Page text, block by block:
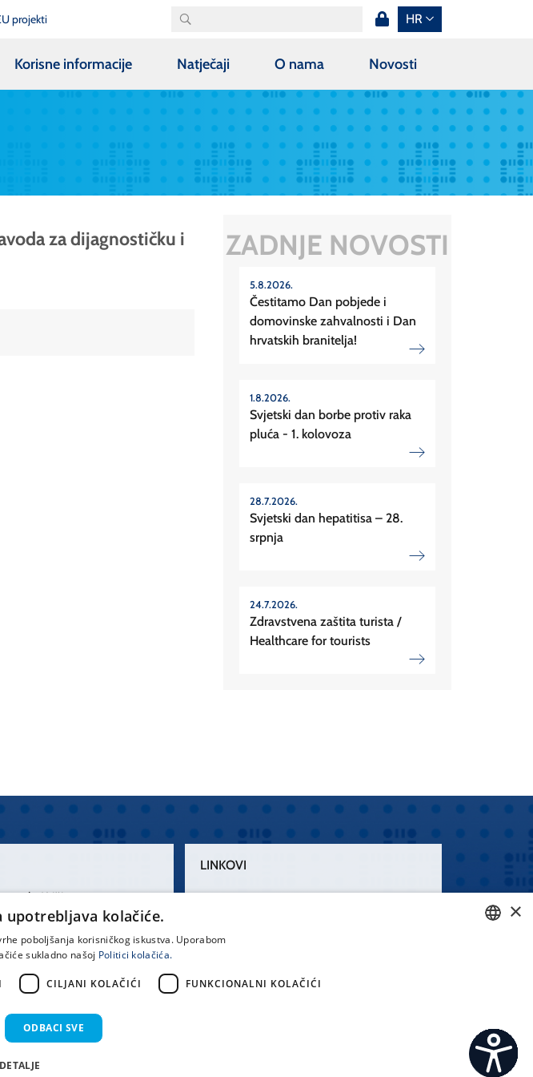
projekti HR
Korisne informacije Natječaji O nama Novosti
za dijagnostičku i
ZADNJE NOVOSTI
5.8.2026.
Čestitamo Dan pobjede i
domovinske zahvalnosti i Dan
hrvatskih branitelja!
1.8.2026.
Svjetski dan borbe protiv raka
pluća - 1. kolovoza
28.7.2026.
Svjetski dan hepatitisa – 28.
srpnja
24.7.2026.
Zdravstvena zaštita turista /
Healthcare for tourists
Križine
557 111
office@kbsplit.hr
LINKOVI
×
kolačiće.
poboljšanja korisničkog iskustva. Uporabom
sukladno našoj Politici kolačića.
CILJANI KOLAČIĆI FUNKCIONALNI KOLAČIĆI
ODBACI SVE